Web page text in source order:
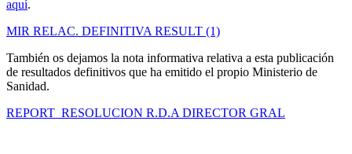
aquí.
MIR RELAC. DEFINITIVA RESULT (1)
También os dejamos la nota informativa relativa a esta publicación
de resultados definitivos que ha emitido el propio Ministerio de
Sanidad.
REPORT_RESOLUCION R.D.A DIRECTOR GRAL